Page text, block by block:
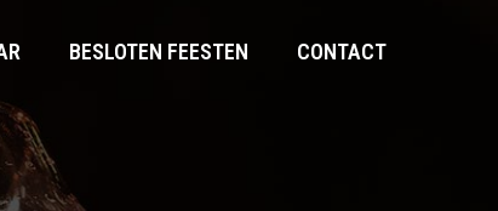
BESLOTEN FEESTEN CONTACT